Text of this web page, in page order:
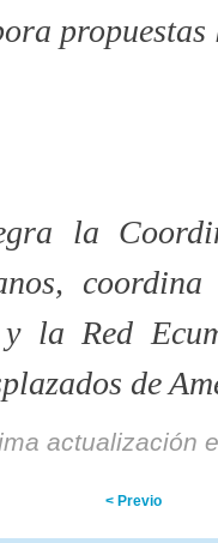
la
la Red
de
actualización
< Previo